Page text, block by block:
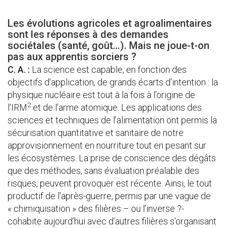
Les évolutions agricoles et agroalimentaires
sont les réponses à des demandes
sociétales (santé, goût…). Mais ne joue-t-on
pas aux apprentis sorciers ?
C. A. : La science est capable, en fonction des
objectifs d’application, de grands écarts d’intention : la
physique nucléaire est tout à la fois à l’origine de
l’IRM2et de l’arme atomique. Les applications des
sciences et techniques de l’alimentation ont permis la
sécurisation quantitative et sanitaire de notre
approvisionnement en nourriture tout en pesant sur
les écosystèmes. La prise de conscience des dégâts
que des méthodes, sans évaluation préalable des
risques, peuvent provoquer est récente. Ainsi, le tout
productif de l’après-guerre, permis par une vague de
« chimiquisation » des filières – ou l’inverse ?-
cohabite aujourd’hui avec d’autres filières s’organisant